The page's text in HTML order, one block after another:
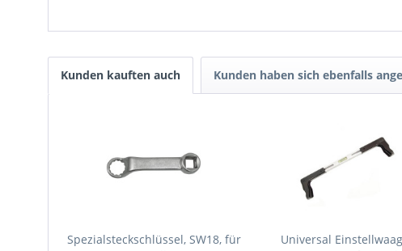
Kunden kauften auch Kunden haben sich ebenfalls
Spezialsteckschlüssel, SW18, für
Universal